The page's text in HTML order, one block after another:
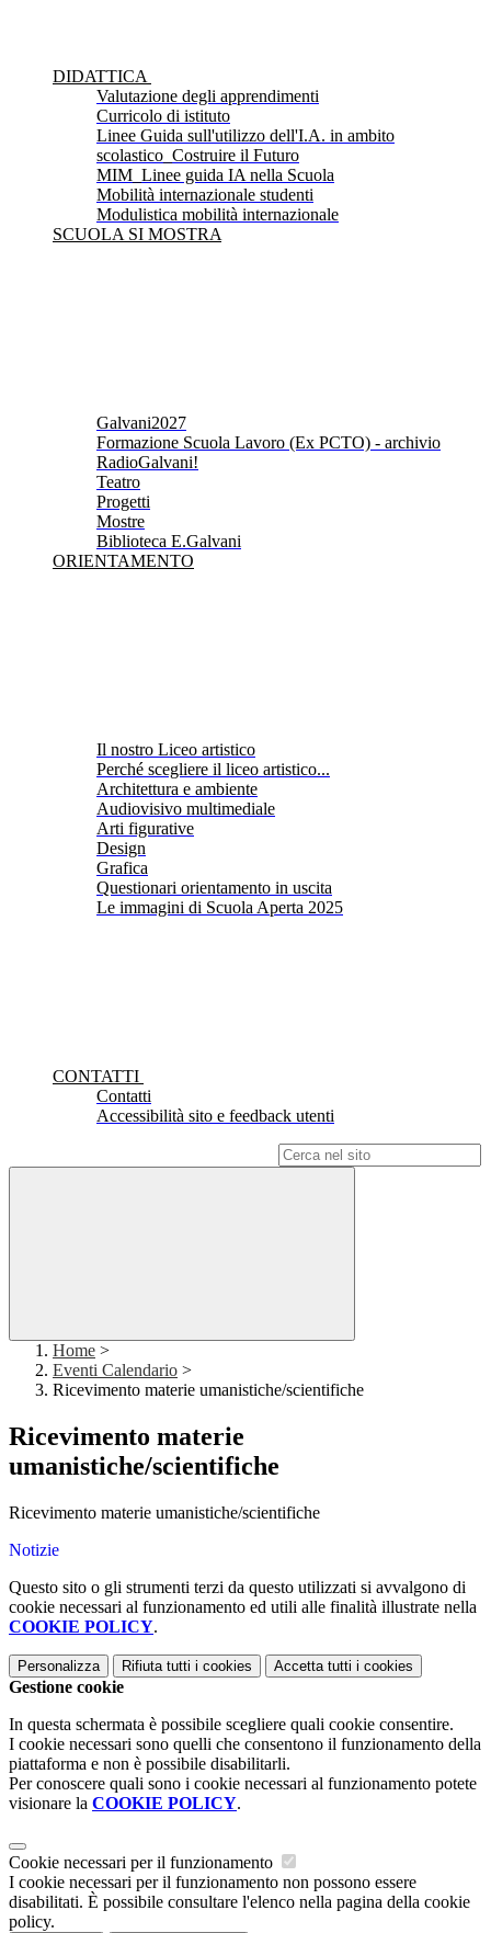
DIDATTICA
Valutazione degli apprendimenti
Curricolo di istituto
Linee Guida sull'utilizzo dell'I.A. in ambito
scolastico_Costruire il Futuro
MIM_Linee guida IA nella Scuola
Mobilità internazionale studenti
Modulistica mobilità internazionale
SCUOLA SI MOSTRA
Galvani2027
Formazione Scuola Lavoro (Ex PCTO) - archivio
RadioGalvani!
Teatro
Progetti
Mostre
Biblioteca E.Galvani
ORIENTAMENTO
Il nostro Liceo artistico
Perché scegliere il liceo artistico...
Architettura e ambiente
Audiovisivo multimediale
Arti figurative
Design
Grafica
Questionari orientamento in uscita
Le immagini di Scuola Aperta 2025
CONTATTI
Contatti
Accessibilità sito e feedback utenti
Home >
Eventi Calendario >
Ricevimento materie umanistiche/scientifiche
Ricevimento materie
umanistiche/scientifiche
Ricevimento materie umanistiche/scientifiche
Notizie
Questo sito o gli strumenti terzi da questo utilizzati si avvalgono di
cookie necessari al funzionamento ed utili alle finalità illustrate nella
COOKIE POLICY.
Personalizza Rifiuta tutti i cookies Accetta tutti i cookies
Gestione cookie
In questa schermata è possibile scegliere quali cookie consentire.
I cookie necessari sono quelli che consentono il funzionamento della
piattaforma e non è possibile disabilitarli.
Per conoscere quali sono i cookie necessari al funzionamento potete
visionare la COOKIE POLICY.
Cookie necessari per il funzionamento
I cookie necessari per il funzionamento non possono essere
disabilitati. È possibile consultare l'elenco nella pagina della cookie
policy.